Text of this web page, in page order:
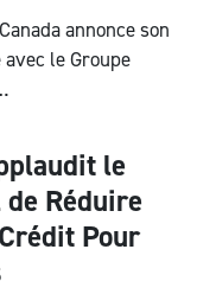
annonce son
le Groupe
le
Réduire
Pour